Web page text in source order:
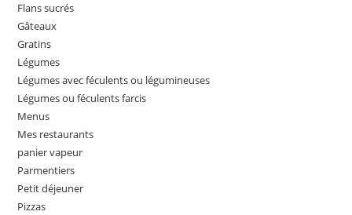
Flans sucrés
Gâteaux
Gratins
Légumes
Légumes avec féculents ou légumineuses
Légumes ou féculents farcis
Menus
Mes restaurants
panier vapeur
Parmentiers
Petit déjeuner
Pizzas